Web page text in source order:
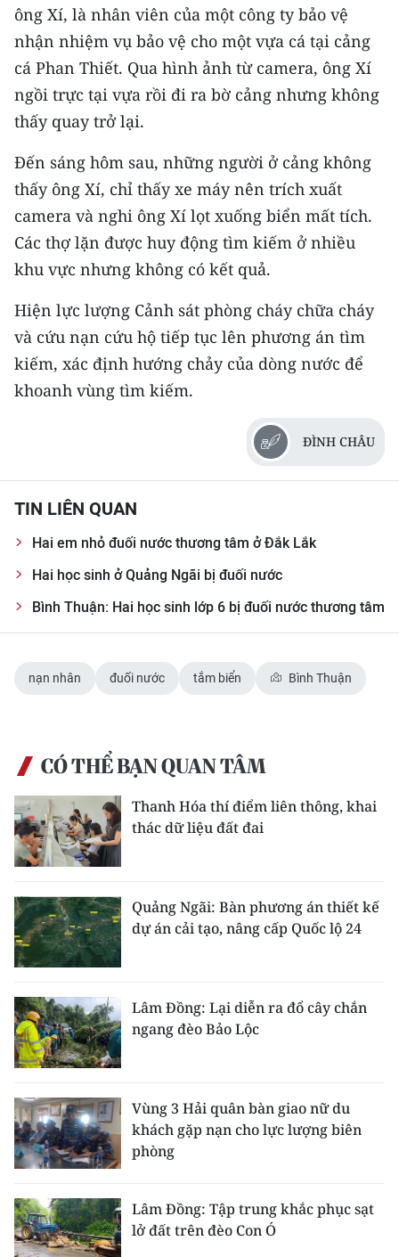
Infographic
TIN MỚI
TIN ĐỊA PHƯƠNG
Trung du và miền núi phía Bắc
Đồng bằng sông Hồng
Bắc Trung Bộ
Duyên hải Nam Trung Bộ và Tây
Nguyên
Đông Nam Bộ
Đồng bằng sông Cửu Long
CHUYÊN ĐỀ
CÁC CHUYÊN TRANG
VỀ BÁO NHÂN DÂN
NHÂN DÂN CUỐI TUẦN
MUA BÁO
ĐỌC BÁO IN
ENGLISH
中文
FRANÇAIS
РУССКИЙ
ESPAÑOL
ông Xí, là nhân viên của một công ty bảo vệ
nhận nhiệm vụ bảo vệ cho một vựa cá tại cảng
cá Phan Thiết. Qua hình ảnh từ camera, ông Xí
ngồi trực tại vựa rồi đi ra bờ cảng nhưng không
thấy quay trở lại.
Đến sáng hôm sau, những người ở cảng không
thấy ông Xí, chỉ thấy xe máy nên trích xuất
camera và nghi ông Xí lọt xuống biển mất tích.
Các thợ lặn được huy động tìm kiếm ở nhiều
khu vực nhưng không có kết quả.
Hiện lực lượng Cảnh sát phòng cháy chữa cháy
và cứu nạn cứu hộ tiếp tục lên phương án tìm
kiếm, xác định hướng chảy của dòng nước để
khoanh vùng tìm kiếm.
ĐÌNH CHÂU
TIN LIÊN QUAN
Hai em nhỏ đuối nước thương tâm ở Đắk Lắk
Hai học sinh ở Quảng Ngãi bị đuối nước
Bình Thuận: Hai học sinh lớp 6 bị đuối nước thương tâm
nạn nhân đuối nước tắm biển Bình Thuận
CÓ THỂ BẠN QUAN TÂM
Thanh Hóa thí điểm liên thông, khai
thác dữ liệu đất đai
Quảng Ngãi: Bàn phương án thiết kế
dự án cải tạo, nâng cấp Quốc lộ 24
Lâm Đồng: Lại diễn ra đổ cây chắn
ngang đèo Bảo Lộc
Vùng 3 Hải quân bàn giao nữ du
khách gặp nạn cho lực lượng biên
phòng
Lâm Đồng: Tập trung khắc phục sạt
lở đất trên đèo Con Ó